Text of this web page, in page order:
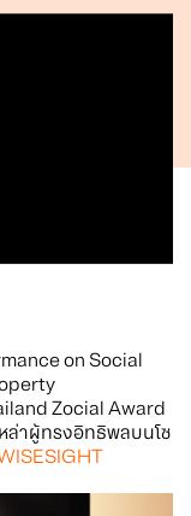
on Social
Zocial Award
ล่าผู้ทรงอิทธิพลบนโซ